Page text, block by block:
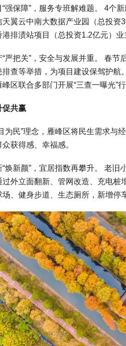
“强保障”，服务专班解难题。 4个
天翼云中南大数据产业园（总投资
港排渍站项目（总投资1.2亿元）
严把关”，安全与发展并重。 春
排查等举措，为项目建设保驾护航
区联合多部门开展“三查一曝光”
促共赢
为民”理念，雁峰区将民生需求与
获得感、幸福感。
焕新颜”，宜居指数再攀升。 老
过外立面翻新、管网改造、充电桩
、健身步道、生态厕所，新增停